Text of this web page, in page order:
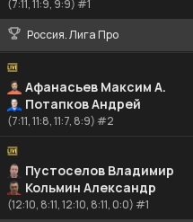
(7:11, 11:9, 9:9) #1
Россия. Лига Про
Афанасьев Максим А.
Потапков Андрей
(7:11, 11:8, 11:7, 8:9) #2
Пустоселов Владимир
Кольмин Александр
(12:10, 8:11, 12:10, 8:11, 0:0) #1